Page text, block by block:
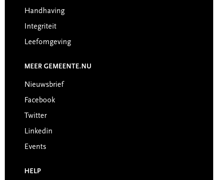
Handhaving
Integriteit
Leefomgeving
MEER GEMEENTE.NU
Nieuwsbrief
Facebook
Twitter
Linkedin
Events
HELP